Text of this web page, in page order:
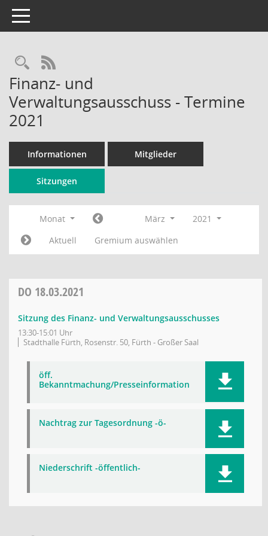
Toggle navigation
Rechercheauswahl
RSS-Feed
Finanz- und
Verwaltungsausschuss - Termine
2021
Informationen Mitglieder
Sitzungen
Monat März
2021
Aktuell
Gremium auswählen
DO 18.03.2021
Sitzung des Finanz- und Verwaltungsausschusses
13:30-15:01 Uhr
Stadthalle Fürth, Rosenstr. 50, Fürth - Großer Saal
öff.
Bekanntmachung/Presseinformation
Nachtrag zur Tagesordnung -ö-
Niederschrift -öffentlich-